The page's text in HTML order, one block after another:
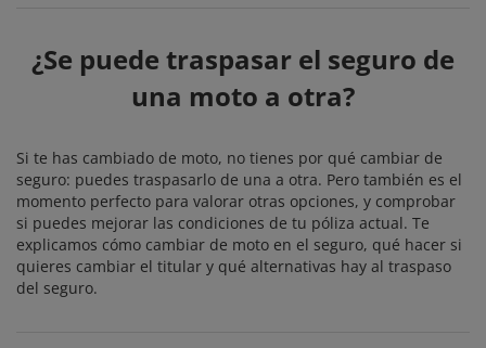
¿Se puede traspasar el seguro de
una moto a otra?
Si te has cambiado de moto, no tienes por qué cambiar de
seguro: puedes traspasarlo de una a otra. Pero también es el
momento perfecto para valorar otras opciones, y comprobar
si puedes mejorar las condiciones de tu póliza actual. Te
explicamos cómo cambiar de moto en el seguro, qué hacer si
quieres cambiar el titular y qué alternativas hay al traspaso
del seguro.